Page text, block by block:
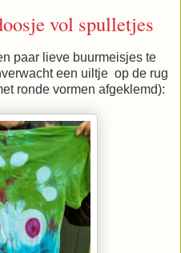
vol spulletjes
paar lieve buurmeisjes te
een uiltje op de rug
ronde vormen afgeklemd):